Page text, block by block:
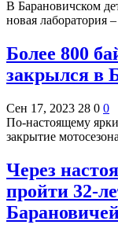
В Барановичском
новая лаборатория
Более 800
закрылся в
Сен 17, 2023 28 0 0
По-настоящему
закрытие
Через
пройти 32-